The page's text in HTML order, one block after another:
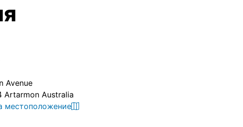
Avenue
Artarmon Australia
местоположение